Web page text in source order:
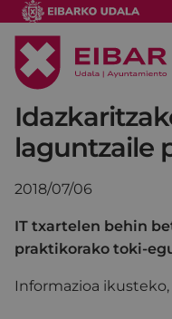
laguntzaile
2018/07/06
IT txartelen behin
praktikorako toki-
Informazioa ikusteko,